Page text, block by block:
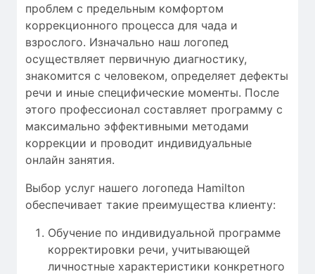
проблем с предельным комфортом
коррекционного процесса для чада и
взрослого. Изначально наш логопед
осуществляет первичную диагностику,
знакомится с человеком, определяет дефекты
речи и иные специфические моменты. После
этого профессионал составляет программу с
максимально эффективными методами
коррекции и проводит индивидуальные
онлайн занятия.
Выбор услуг нашего логопеда Hamilton
обеспечивает такие преимущества клиенту:
Обучение по индивидуальной программе
корректировки речи, учитывающей
личностные характеристики конкретного